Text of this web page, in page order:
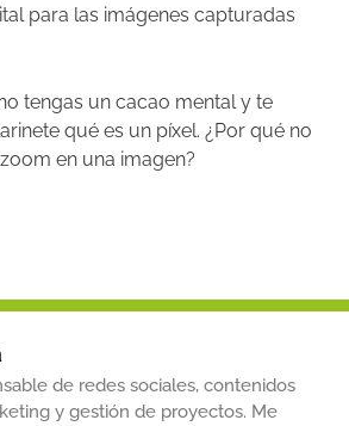
para las imágenes capturadas
tengas un cacao mental y te
qué es un píxel. ¿Por qué no
en una imagen?
de redes sociales, contenidos
y gestión de proyectos. Me